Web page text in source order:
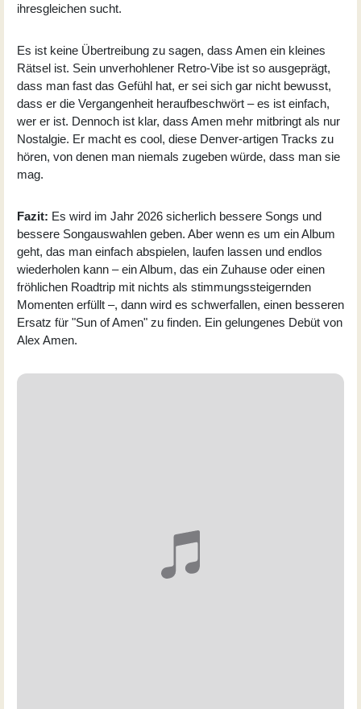
ihresgleichen sucht.
Es ist keine Übertreibung zu sagen, dass Amen ein kleines
Rätsel ist. Sein unverhohlener Retro-Vibe ist so ausgeprägt,
dass man fast das Gefühl hat, er sei sich gar nicht bewusst,
dass er die Vergangenheit heraufbeschwört – es ist einfach,
wer er ist. Dennoch ist klar, dass Amen mehr mitbringt als nur
Nostalgie. Er macht es cool, diese Denver-artigen Tracks zu
hören, von denen man niemals zugeben würde, dass man sie
mag.
Fazit: Es wird im Jahr 2026 sicherlich bessere Songs und
bessere Songauswahlen geben. Aber wenn es um ein Album
geht, das man einfach abspielen, laufen lassen und endlos
wiederholen kann – ein Album, das ein Zuhause oder einen
fröhlichen Roadtrip mit nichts als stimmungssteigernden
Momenten erfüllt –, dann wird es schwerfallen, einen besseren
Ersatz für "Sun of Amen" zu finden. Ein gelungenes Debüt von
Alex Amen.